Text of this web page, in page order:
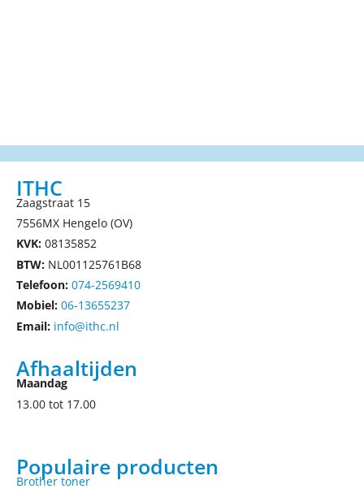
ITHC
Zaagstraat 15
7556MX Hengelo (OV)
KVK: 08135852
BTW: NL001125761B68
Telefoon: 074-2569410
Mobiel: 06-13655237
Email: info@ithc.nl
Afhaaltijden
Maandag
13.00 tot 17.00
Populaire producten
Brother toner